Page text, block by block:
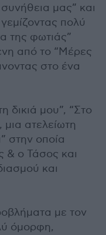
μας” και
πολύ
της φωτιάς”
από το “Μέρες
στο ένα
δικιά μου”, “Στο
ατελείωτη
στην οποία
& ο Τάσος και
και
με τον
όμορφη,